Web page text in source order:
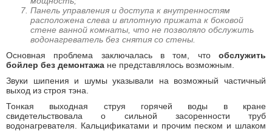
Панель управления и доступа к внутренностям
расположена слева и вплотную прижата к боковой
стене ванной комнаты, что не позволяло обслужить
водонагреватель без снятия со стены.
Основная проблема заключалась в том, что обслужить
бойлер без демонтажа не представлялось возможным.
Звуки шипения и шумы указывали на возможный частичный
выход из строя тэна.
Тонкая выходная струя горячей воды в кране
свидетельствовала о сильной засоренности труб
водонагревателя. Кальцификатами и прочим песком и шлаком